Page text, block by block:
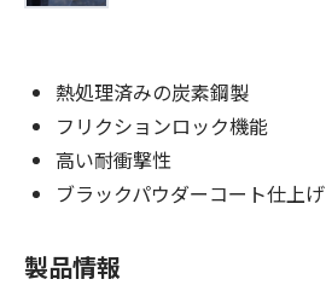
CLOSE
熱処理済みの炭素鋼製
フリクションロック機能
高い耐衝撃性
ブラックパウダーコート仕上げ
製品情報